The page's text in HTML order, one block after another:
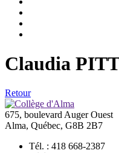
Claudia
Retour
675, boulevard Auger Ouest
Alma, Québec, G8B 2B7
Tél. : 418 668-2387